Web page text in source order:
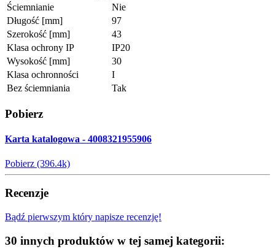
Ściemnianie
Nie
Długość [mm]
97
Szerokość [mm]
43
Klasa ochrony IP
IP20
Wysokość [mm]
30
Klasa ochronności
I
Bez ściemniania
Tak
Pobierz
Karta katalogowa - 4008321955906
Pobierz (396.4k)
Recenzje
Bądź pierwszym który napisze recenzję!
30 innych produktów w tej samej kategorii: